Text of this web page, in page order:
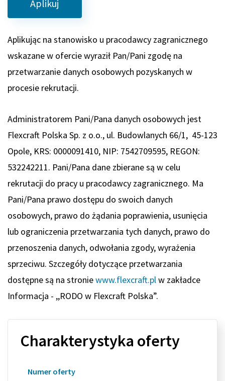
Aplikuj
Aplikując na stanowisko u pracodawcy zagranicznego
wskazane w ofercie wyraził Pan/Pani zgodę na
przetwarzanie danych osobowych pozyskanych w
procesie rekrutacji.
Administratorem Pani/Pana danych osobowych jest
Flexcraft Polska Sp. z o.o., ul. Budowlanych 66/1, 45-123
Opole, KRS: 0000091410, NIP: 7542709595, REGON:
532242211. Pani/Pana dane zbierane są w celu
rekrutacji do pracy u pracodawcy zagranicznego. Ma
Pani/Pana prawo dostępu do swoich danych
osobowych, prawo do żądania poprawienia, usunięcia
lub ograniczenia przetwarzania tych danych, prawo do
przenoszenia danych, odwołania zgody, wyrażenia
sprzeciwu. Szczegóły dotyczące przetwarzania
dostępne są na stroniewww.flexcraft.plw zakładce
Informacja - ,,RODO w Flexcraft Polska”.
Charakterystyka oferty
Numer oferty